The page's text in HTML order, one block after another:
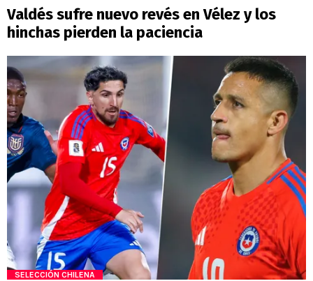
Valdés sufre nuevo revés en Vélez y los
hinchas pierden la paciencia
SELECCIÓN CHILENA